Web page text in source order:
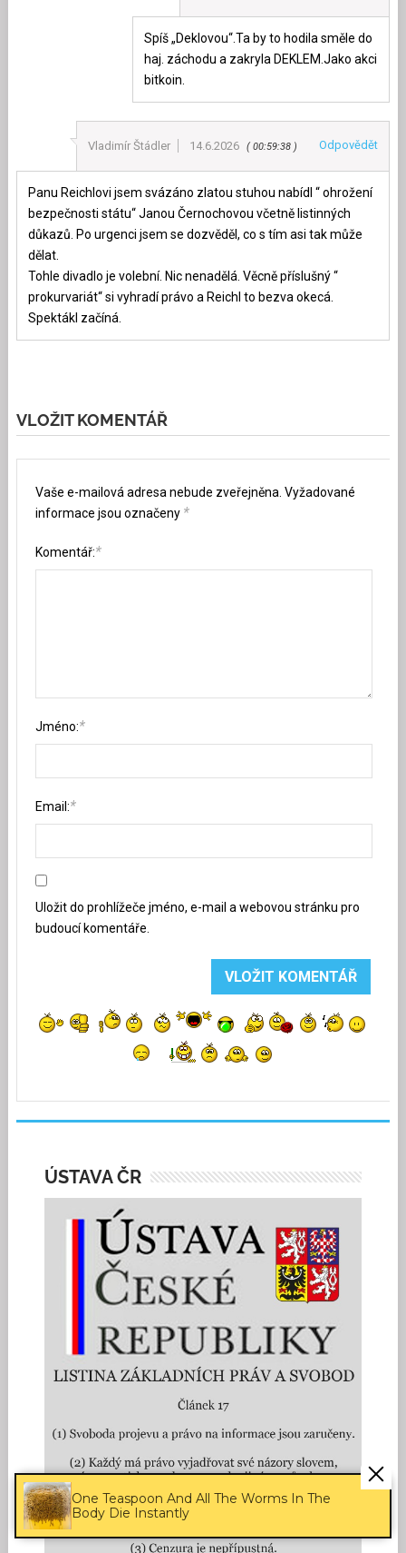
Spíš „Deklovou“.Ta by to hodila směle do
haj. záchodu a zakryla DEKLEM.Jako akci
bitkoin.
Vladimír Štádler 14.6.2026 00:59:38 Odpovědět
Panu Reichlovi jsem svázáno zlatou stuhou nabídl “ ohrožení
bezpečnosti státu“ Janou Černochovou včetně listinných
důkazů. Po urgenci jsem se dozvěděl, co s tím asi tak může
dělat.
Tohle divadlo je volební. Nic nenadělá. Věcně příslušný “
prokurvariát“ si vyhradí právo a Reichl to bezva okecá.
Spektákl začíná.
VLOŽIT KOMENTÁŘ
Vaše e-mailová adresa nebude zveřejněna. Vyžadované
informace jsou označeny *
Komentář:*
Jméno:*
Email:*
Uložit do prohlížeče jméno, e-mail a webovou stránku pro
budoucí komentáře.
One Teaspoon And All The Worms In The
Body Die Instantly
ÚSTAVA ČR